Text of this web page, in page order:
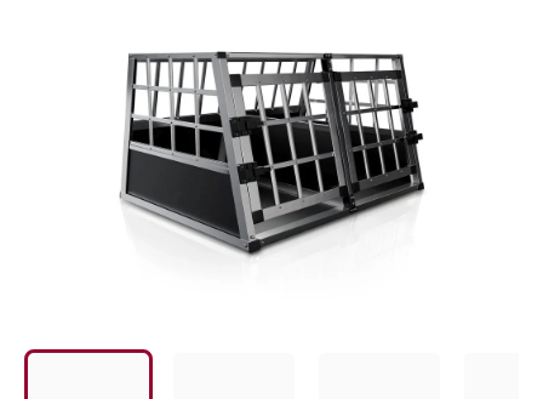
HVIEZDIČIEK.